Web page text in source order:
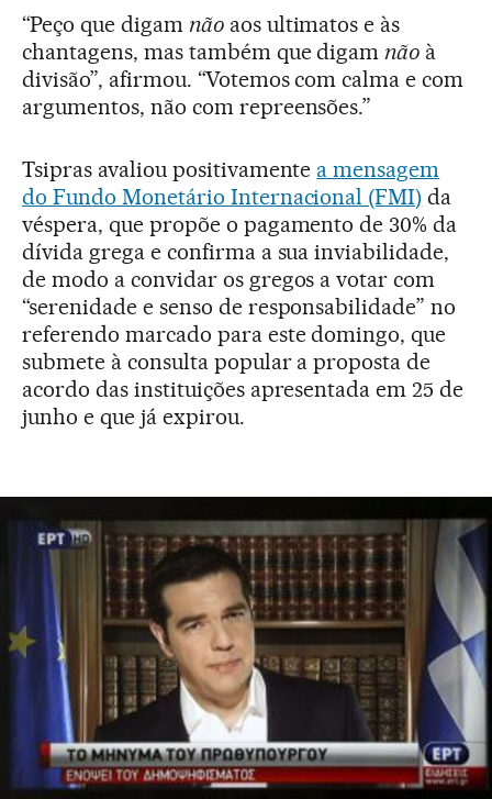
“Peço que digam nãoaos ultimatos e às
chantagens, mas também que digamnão à
divisão”, afirmou. “Votemos com calma e com
argumentos, não com repreensões.”
Tsipras avaliou positivamente a mensagem
do Fundo Monetário Internacional (FMI) da
véspera, que propõe o pagamento de 30% da
dívida grega e confirma a sua inviabilidade,
de modo a convidar os gregos a votar com
“serenidade e senso de responsabilidade” no
referendo marcado para este domingo, que
submete à consulta popular a proposta de
acordo das instituições apresentada em 25 de
junho e que já expirou.